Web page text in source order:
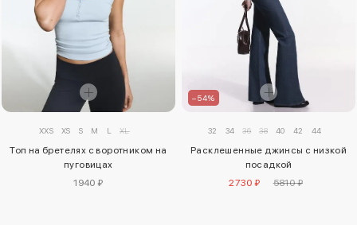
XXS XS S M L XL
Топ на бретелях с воротником на
пуговицах
1940 ₽
–54%
32 34 36 38 40 42 44
Расклешенные джинсы с низкой
посадкой
2730 ₽
5810 ₽